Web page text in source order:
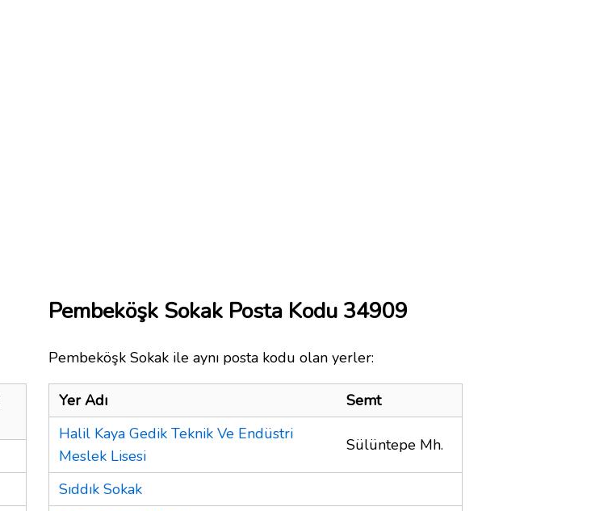
Pembeköşk Sokak Posta Kodu 34909
Pembeköşk Sokak ile aynı posta kodu olan yerler:
Yer Adı
Semt
Halil Kaya Gedik Teknik Ve Endüstri
Meslek Lisesi
Sülüntepe Mh.
Sıddık Sokak